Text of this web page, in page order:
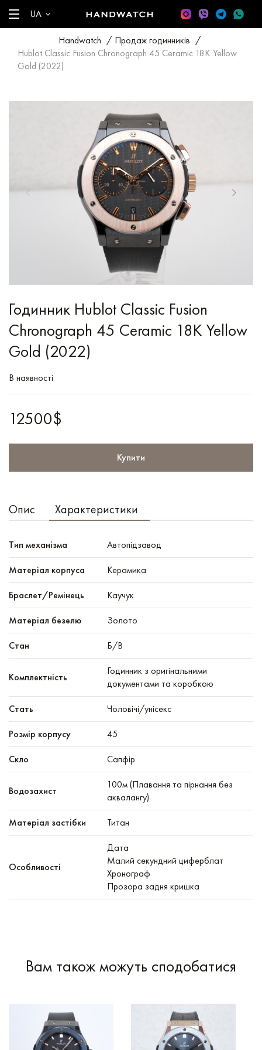
UA
Handwatch / Продаж годинників /
Hublot Classic Fusion Chronograph 45 Ceramic 18K Yellow
Gold (2022)
Годинник Hublot Classic Fusion
Chronograph 45 Ceramic 18K Yellow
Gold (2022)
В наявності
12500$
Купити
Опис Характеристики
Тип механізма Автопідзавод
Mатеріал корпуса Керамика
Браслет/Ремінець Каучук
Матеріал безелю Золото
Стан Б/В
Комплектність
Годинник з оригінальними
документами та коробкою
Стать Чоловічі/унісекс
Розмір корпусу 45
Скло Сапфір
Водозахист
100м (Плавання та пірнання без
аквалангу)
Матеріал застібки Титан
Особливості
Дата
Малий секундний циферблат
Хронограф
Прозора задня кришка
Вам також можуть сподобатися